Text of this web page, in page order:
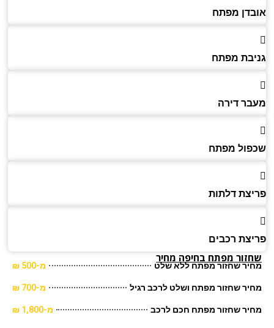
מפתח
מפתח
דירה
מפתח
דלתות
רכבים
מפתח בחיפה מחיר
שחזור מפתח ללא שלט מ-500 ₪
שחזור מפתח ושלט לרכב רגיל מ-700 ₪
שחזור מפתח חכם לרכב מ-1,800 ₪